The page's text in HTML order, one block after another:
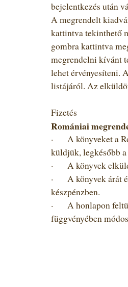
bejelentkezés után
A megrendelt
kattintva tekinthető
gombra kattintva
megrendelni kívánt
lehet érvényesíteni.
listájáról. Az
Fizetés
Romániai
·
A könyveket a
küldjük, legkésőbb
·
A könyvek
·
A könyvek árát
készpénzben.
·
A honlapon
függvényében